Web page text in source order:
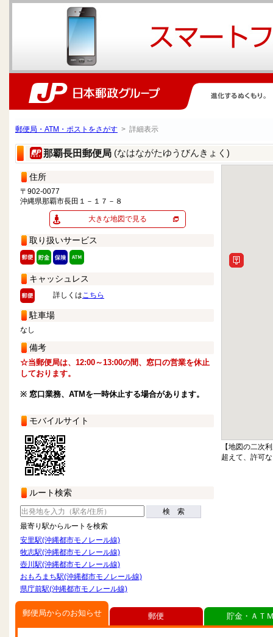
郵便局・ATM・ポストをさがす > 詳細表示
那覇長田郵便局 (なはながたゆうびんきょく)
住所
〒902-0077
沖縄県那覇市長田１－１７－８
大きな地図で見る
取り扱いサービス
キャッシュレス
詳しくはこちら
駐車場
なし
備考
☆当郵便局は、12:00～13:00の間、窓口の営業を休止
しております。
※ 窓口業務、ATMを一時休止する場合があります。
モバイルサイト
ルート検索
検 索
最寄り駅からルートを検索
安里駅(沖縄都市モノレール線)
牧志駅(沖縄都市モノレール線)
壺川駅(沖縄都市モノレール線)
おもろまち駅(沖縄都市モノレール線)
県庁前駅(沖縄都市モノレール線)
【地図の二次
超えて、許可
郵便局からのお知らせ 郵便 貯金・ＡＴ